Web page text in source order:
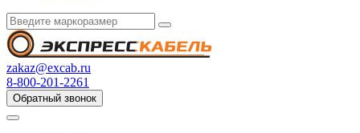
zakaz@excab.ru
8-800-201-2261
Обратный звонок